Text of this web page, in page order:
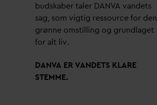
budskaber taler DANVA vandets
sag, som vigtig ressource for den
grønne omstilling og grundlaget
for alt liv.
DANVA ERVANDETS KLARE
STEMME.